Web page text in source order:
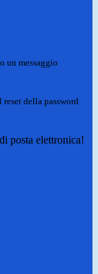
un messaggio
della password
posta elettronica!